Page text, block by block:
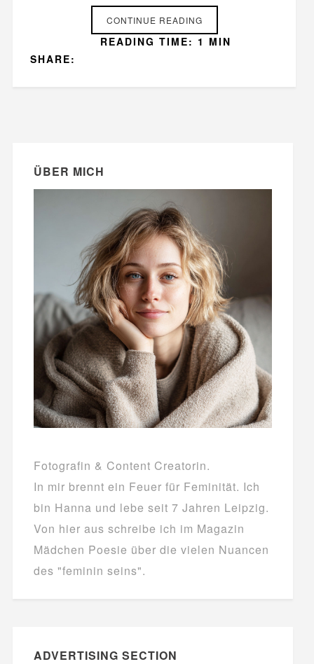
CONTINUE READING
SHARE:
READING TIME: 1 MIN
ÜBER MICH
Fotografin & Content Creatorin.
In mir brennt ein Feuer für Feminität. Ich
bin Hanna und lebe seit 7 Jahren Leipzig.
Von hier aus schreibe ich im Magazin
Mädchen Poesie über die vielen Nuancen
des "feminin seins".
ADVERTISING SECTION